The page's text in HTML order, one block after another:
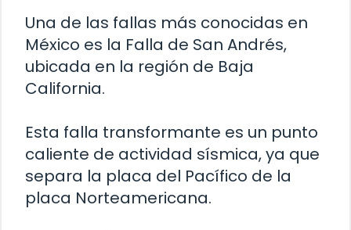
Una de las fallas más conocidas en
México es la Falla de San Andrés,
ubicada en la región de Baja
California.
Esta falla transformante es un punto
caliente de actividad sísmica, ya que
separa la placa del Pacífico de la
placa Norteamericana.